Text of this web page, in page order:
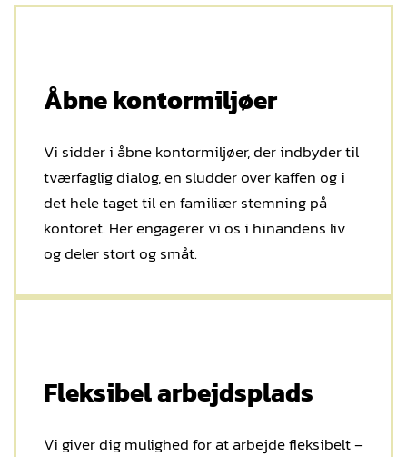
Åbne kontormiljøer
Vi sidder i åbne kontormiljøer, der indbyder til
tværfaglig dialog, en sludder over kaffen og i
det hele taget til en familiær stemning på
kontoret. Her engagerer vi os i hinandens liv
og deler stort og småt.
Fleksibel arbejdsplads
Vi giver dig mulighed for at arbejde fleksibelt –